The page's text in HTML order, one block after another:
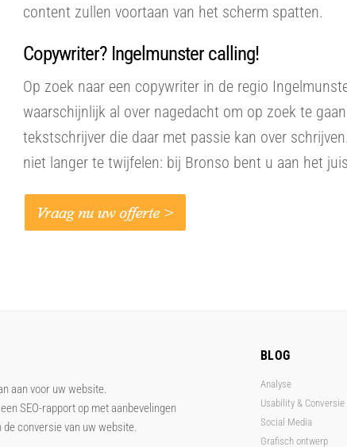
content zullen voortaan van het scherm spatten.
Copywriter? Ingelmunster calling!
Op zoek naar een copywriter in de regio
waarschijnlijk al over nagedacht om op zoek te
tekstschrijver die daar met passie kan over
niet langer te twijfelen: bij Bronso bent u aan het
aan voor uw website.
SEO-rapport op met aanbevelingen
conversie van uw website.
BLOG
Analyse
Usability & Conversie
Social Media
Grafisch ontwerp